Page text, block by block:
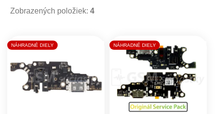
Zobrazených položiek: 4
Výpis produktov
NÁHRADNÉ DIELY NÁHRADNÉ DIELY